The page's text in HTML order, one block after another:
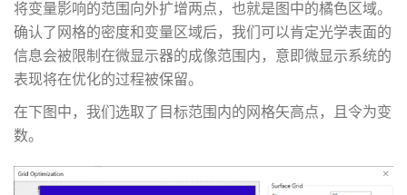
将变量影响的范围向外扩增两点，也就是图中的橘色区域。
确认了网格的密度和变量区域后，我们可以肯定光学表面的
信息会被限制在微显示器的成像范围内，意即微显示系统的
表现将在优化的过程被保留。
在下图中，我们选取了目标范围内的网格矢高点，且令为变
数。